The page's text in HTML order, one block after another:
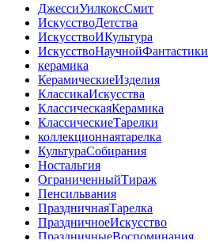
ДжессиУилкоксСмит
ИскусствоДетства
ИскусствоИКультура
ИскусствоНаучнойФантастики
керамика
КерамическиеИзделия
КлассикаИскусства
КлассическаяКерамика
КлассическиеТарелки
коллекционнаятарелка
КультураСобирания
Ностальгия
ОграниченныйТираж
Пенсильвания
ПраздничнаяТарелка
ПраздничноеИскусство
ПраздничныеВоспоминания